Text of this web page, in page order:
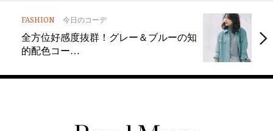
FASHION 今日のコーデ
全方位好感度抜群！グレー＆ブルーの知
的配色コー…